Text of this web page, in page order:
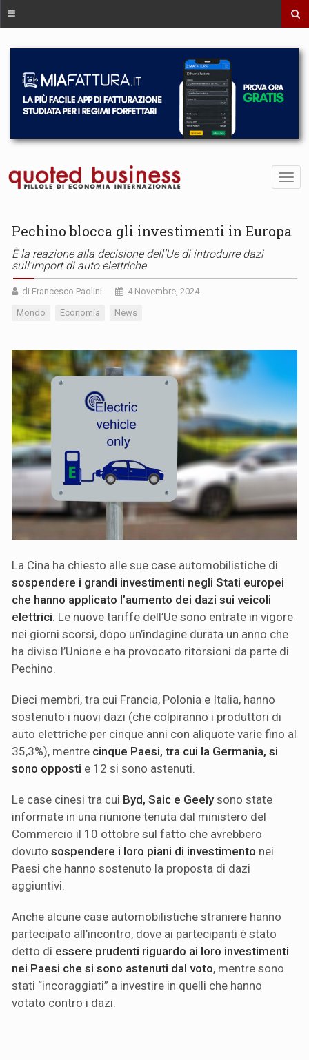
Pechino blocca gli investimenti in Europa
È la reazione alla decisione dell’Ue di introdurre dazi
sull’import di auto elettriche
di Francesco Paolini 4 Novembre, 2024
Mondo Economia News
La Cina ha chiesto alle sue case automobilistiche di
sospendere i grandi investimenti negli Stati europei
che hanno applicato l’aumento dei dazi sui veicoli
elettrici. Le nuove tariffe dell’Ue sono entrate in vigore
nei giorni scorsi, dopo un’indagine durata un anno che
ha diviso l’Unione e ha provocato ritorsioni da parte di
Pechino.
Dieci membri, tra cui Francia, Polonia e Italia, hanno
sostenuto i nuovi dazi (che colpiranno i produttori di
auto elettriche per cinque anni con aliquote varie fino al
35,3%), mentre cinque Paesi, tra cui la Germania, si
sono opposti e 12 si sono astenuti.
Le case cinesi tra cui Byd, Saic e Geelysono state
informate in una riunione tenuta dal ministero del
Commercio il 10 ottobre sul fatto che avrebbero
dovuto sospendere i loro piani di investimento nei
Paesi che hanno sostenuto la proposta di dazi
aggiuntivi.
Anche alcune case automobilistiche straniere hanno
partecipato all’incontro, dove ai partecipanti è stato
detto di essere prudenti riguardo ai loro investimenti
nei Paesi che si sono astenuti dal voto, mentre sono
stati “incoraggiati” a investire in quelli che hanno
votato contro i dazi.